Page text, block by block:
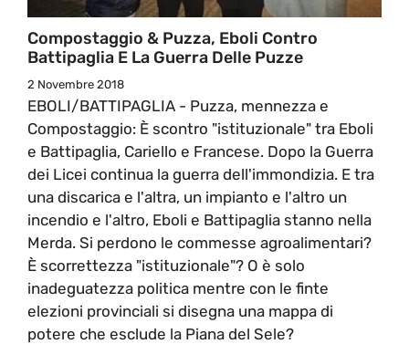
Compostaggio & Puzza, Eboli Contro
Battipaglia E La Guerra Delle Puzze
2 Novembre 2018
EBOLI/BATTIPAGLIA - Puzza, mennezza e
Compostaggio: È scontro "istituzionale" tra Eboli
e Battipaglia, Cariello e Francese. Dopo la Guerra
dei Licei continua la guerra dell'immondizia. E tra
una discarica e l'altra, un impianto e l'altro un
incendio e l'altro, Eboli e Battipaglia stanno nella
Merda. Si perdono le commesse agroalimentari?
È scorrettezza "istituzionale"? O è solo
inadeguatezza politica mentre con le finte
elezioni provinciali si disegna una mappa di
potere che esclude la Piana del Sele?